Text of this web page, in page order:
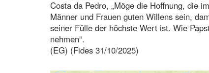
Costa da Pedro, „Möge die Hoffnung, die
Männer und Frauen guten Willens sein,
seiner Fülle der höchste Wert ist. Wie
nehmen“.
(EG) (Fides 31/10/2025)